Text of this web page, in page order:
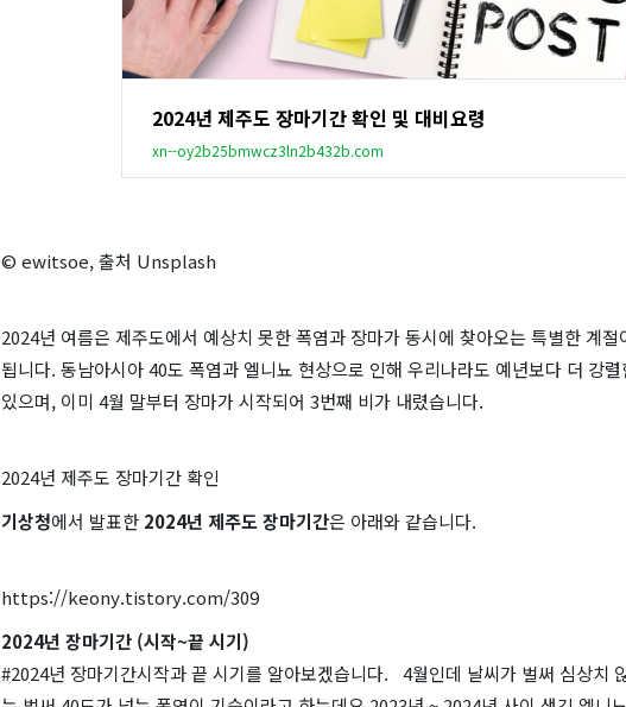
2024년 제주도 장마기간 확인 및 대비요령
xn--oy2b25bmwcz3ln2b432b.com
© ewitsoe, 출처 Unsplash
2024년 여름은 제주도에서 예상치 못한 폭염과 장마가 동시에 찾아오는 특별한 계
됩니다. 동남아시아 40도 폭염과 엘니뇨 현상으로 인해 우리나라도 예년보다 더 강
있으며, 이미 4월 말부터 장마가 시작되어 3번째 비가 내렸습니다.
2024년 제주도 장마기간 확인
기상청에서 발표한 2024년 제주도 장마기간은 아래와 같습니다.
https://keony.tistory.com/309
2024년 장마기간 (시작~끝 시기)
#2024년 장마기간시작과 끝 시기를 알아보겠습니다. 4월인데 날씨가 벌써 심상치